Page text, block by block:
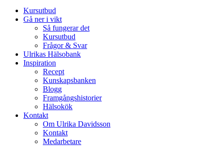
Kursutbud
Gå ner i vikt
Så fungerar det
Kursutbud
Frågor & Svar
Ulrikas Hälsobank
Inspiration
Recept
Kunskapsbanken
Blogg
Framgångshistorier
Hälsokök
Kontakt
Om Ulrika Davidsson
Kontakt
Medarbetare